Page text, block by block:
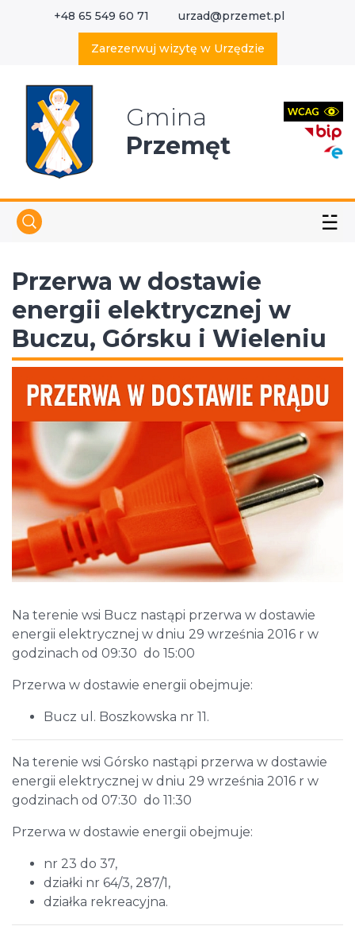
+48 65 549 60 71 urzad@przemet.pl
Zarezerwuj wizytę w Urzędzie
Gmina
Przemęt
☱
Przerwa w dostawie
energii elektrycznej w
Buczu, Górsku i Wieleniu
Na terenie wsi Bucz nastąpi przerwa w dostawie
energii elektrycznej w dniu 29 września 2016 r w
godzinach od 09:30 do 15:00
Przerwa w dostawie energii obejmuje:
Bucz ul. Boszkowska nr 11.
Na terenie wsi Górsko nastąpi przerwa w dostawie
energii elektrycznej w dniu 29 września 2016 r w
godzinach od 07:30 do 11:30
Przerwa w dostawie energii obejmuje:
nr 23 do 37,
działki nr 64/3, 287/1,
działka rekreacyjna.
Wyszukaj w serwisie